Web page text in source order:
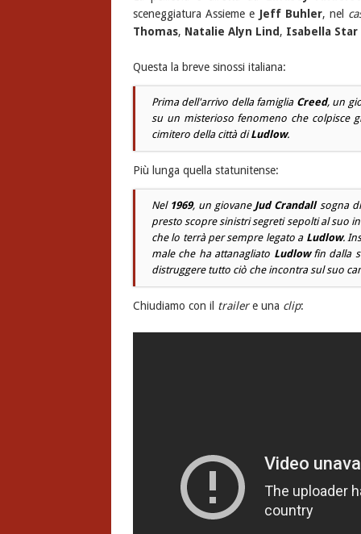
sceneggiatura Assieme e Jeff Buhler, nel
Thomas, Natalie Alyn Lind , Isabella Star
Questa la breve sinossi italiana:
Prima dell'arrivo della famiglia Creed, un
su un misterioso fenomeno che colpisce
cimitero della città diLudlow.
Più lunga quella statunitense:
Nel 1969, un giovane Jud Crandallsogna di
presto scopre sinistri segreti sepolti al suo
che lo terrà per sempre legato a Ludlow.
male che ha attanagliato Ludlowfin dalla
distruggere tutto ciò che incontra sul suo
Chiudiamo con il trailere una clip: